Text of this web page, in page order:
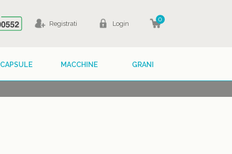
0
Login
Registrati
GRANI
MACCHINE
CAPSULE